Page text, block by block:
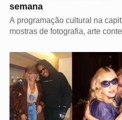
semana
A programação cultural na
mostras de fotografia, arte